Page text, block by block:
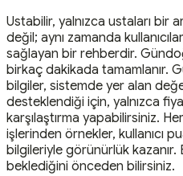
Ustabilir, yalnızca ustaları bir
değil; aynı zamanda
sağlayan bir rehberdir.
birkaç dakikada tamamlanır.
bilgiler, sistemde yer alan
desteklendiği için, yalnızca
karşılaştırma yapabilirsiniz.
işlerinden örnekler, kullanıcı
bilgileriyle görünürlük kazanır.
beklediğini önceden bilirsiniz.